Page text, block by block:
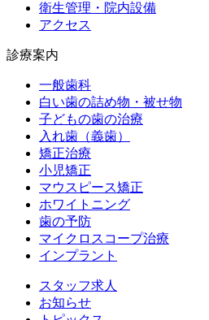
衛生管理・院内設備
アクセス
診療案内
一般歯科
白い歯の詰め物・被せ物
子どもの歯の治療
入れ歯（義歯）
矯正治療
小児矯正
マウスピース矯正
ホワイトニング
歯の予防
マイクロスコープ治療
インプラント
スタッフ求人
お知らせ